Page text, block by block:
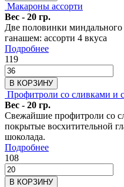
Макароны ассорти
Вес - 20 гр.
Две половинки
ганашем: ассорти 4 вкуса
Подробнее
119
В КОРЗИНУ
Профитроли со сливками и
Вес - 20 гр.
Свежайшие профитроли со
покрытые восхитительной
шоколада.
Подробнее
108
В КОРЗИНУ